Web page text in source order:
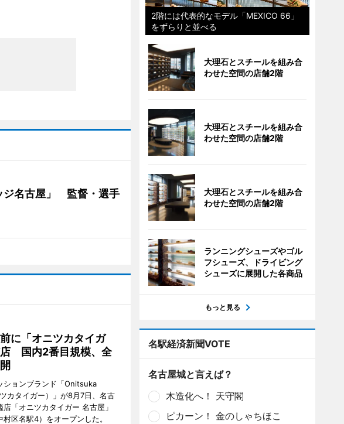
ジ名古屋」 監督・選手
に「オニツカタイガ
国内2番目規模、全
ションブランド「Onitsuka
カタイガー）」が8月7日、名古
店「オニツカタイガー 名古屋」
村区名駅4）をオープンした。
2階には代表的なモデル「MEXICO 66」
をずらりと並べる
大理石とスチールを組み合
わせた空間の店舗2階
大理石とスチールを組み合
わせた空間の店舗2階
大理石とスチールを組み合
わせた空間の店舗2階
ランニングシューズやゴル
フシューズ、ドライビング
シューズに展開した各商品
もっと見る
名駅経済新聞VOTE
名古屋城と言えば？
木造化へ！ 天守閣
ピカーン！ 金のしゃちほこ